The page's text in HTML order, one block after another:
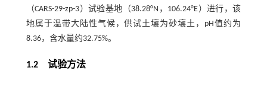
（CARS-29-zp-3）试验基地（38.28°N，106.24°E）进行，该
地属于温带大陆性气候，供试土壤为砂壤土，pH值约为
8.36，含水量约32.75%。
1.2 试验方法